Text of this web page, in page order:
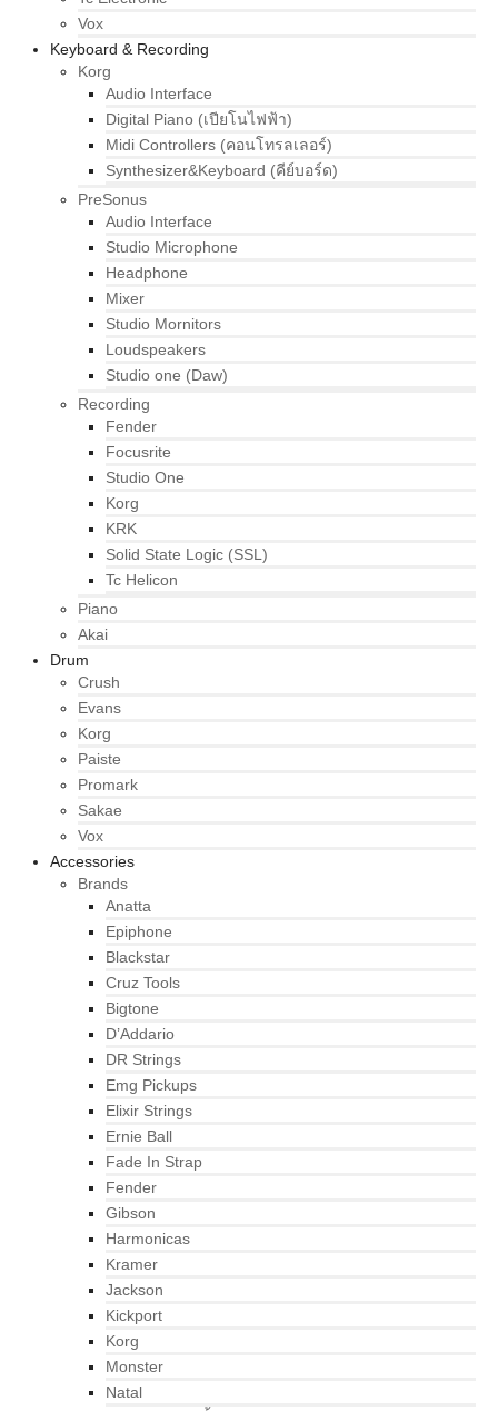
Vox
Keyboard & Recording
Korg
Audio Interface
Digital Piano (เปียโนไฟฟ้า)
Midi Controllers (คอนโทรลเลอร์)
Synthesizer&Keyboard (คีย์บอร์ด)
PreSonus
Audio Interface
Studio Microphone
Headphone
Mixer
Studio Mornitors
Loudspeakers
Studio one (Daw)
Recording
Fender
Focusrite
Studio One
Korg
KRK
Solid State Logic (SSL)
Tc Helicon
Piano
Akai
Drum
Crush
Evans
Korg
Paiste
Promark
Sakae
Vox
Accessories
Brands
Anatta
Epiphone
Blackstar
Cruz Tools
Bigtone
D’Addario
DR Strings
Emg Pickups
Elixir Strings
Ernie Ball
Fade In Strap
Fender
Gibson
Harmonicas
Kramer
Jackson
Kickport
Korg
Monster
Natal